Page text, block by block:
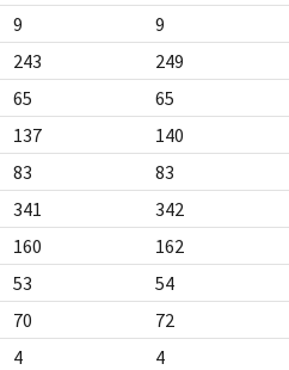
9 9
243 249
65 65
137 140
83 83
341 342
160 162
53 54
70 72
4 4